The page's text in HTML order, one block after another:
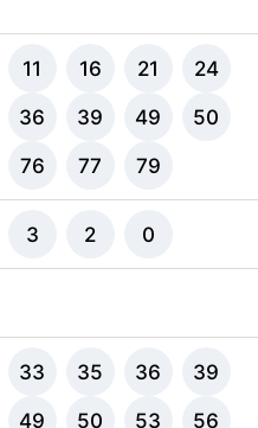
11 16 21 24
36 39 49 50
76 77 79
3 2 0
33 35 36 39
49 50 53 56